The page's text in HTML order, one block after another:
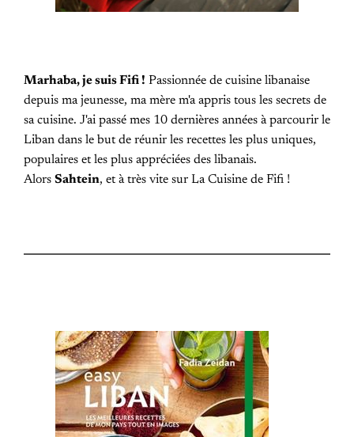
Marhaba, je suis Fifi ! Passionnée de cuisine libanaise
depuis ma jeunesse, ma mère m'a appris tous les secrets de
sa cuisine. J'ai passé mes 10 dernières années à parcourir le
Liban dans le but de réunir les recettes les plus uniques,
populaires et les plus appréciées des libanais.
Alors Sahtein, et à très vite sur La Cuisine de Fifi !